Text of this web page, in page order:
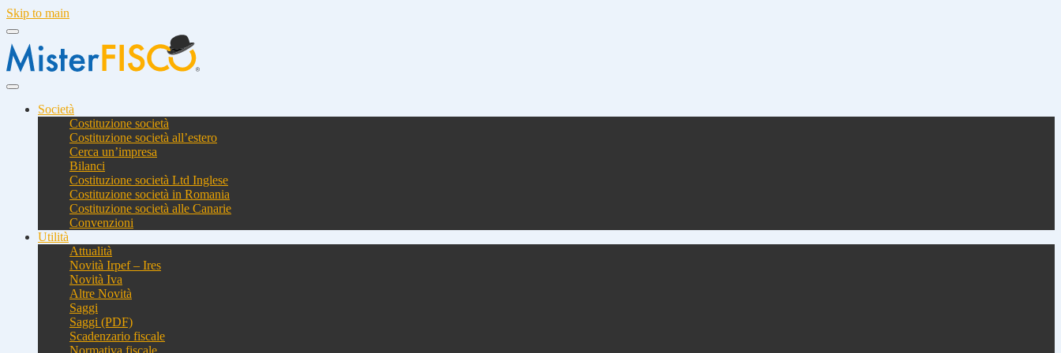
Skip to main
Società
Costituzione società
Costituzione società all’estero
Cerca un’impresa
Bilanci
Costituzione società Ltd Inglese
Costituzione società in Romania
Costituzione società alle Canarie
Convenzioni
Utilità
Attualità
Novità Irpef – Ires
Novità Iva
Altre Novità
Saggi
Saggi (PDF)
Scadenzario fiscale
Normativa fiscale